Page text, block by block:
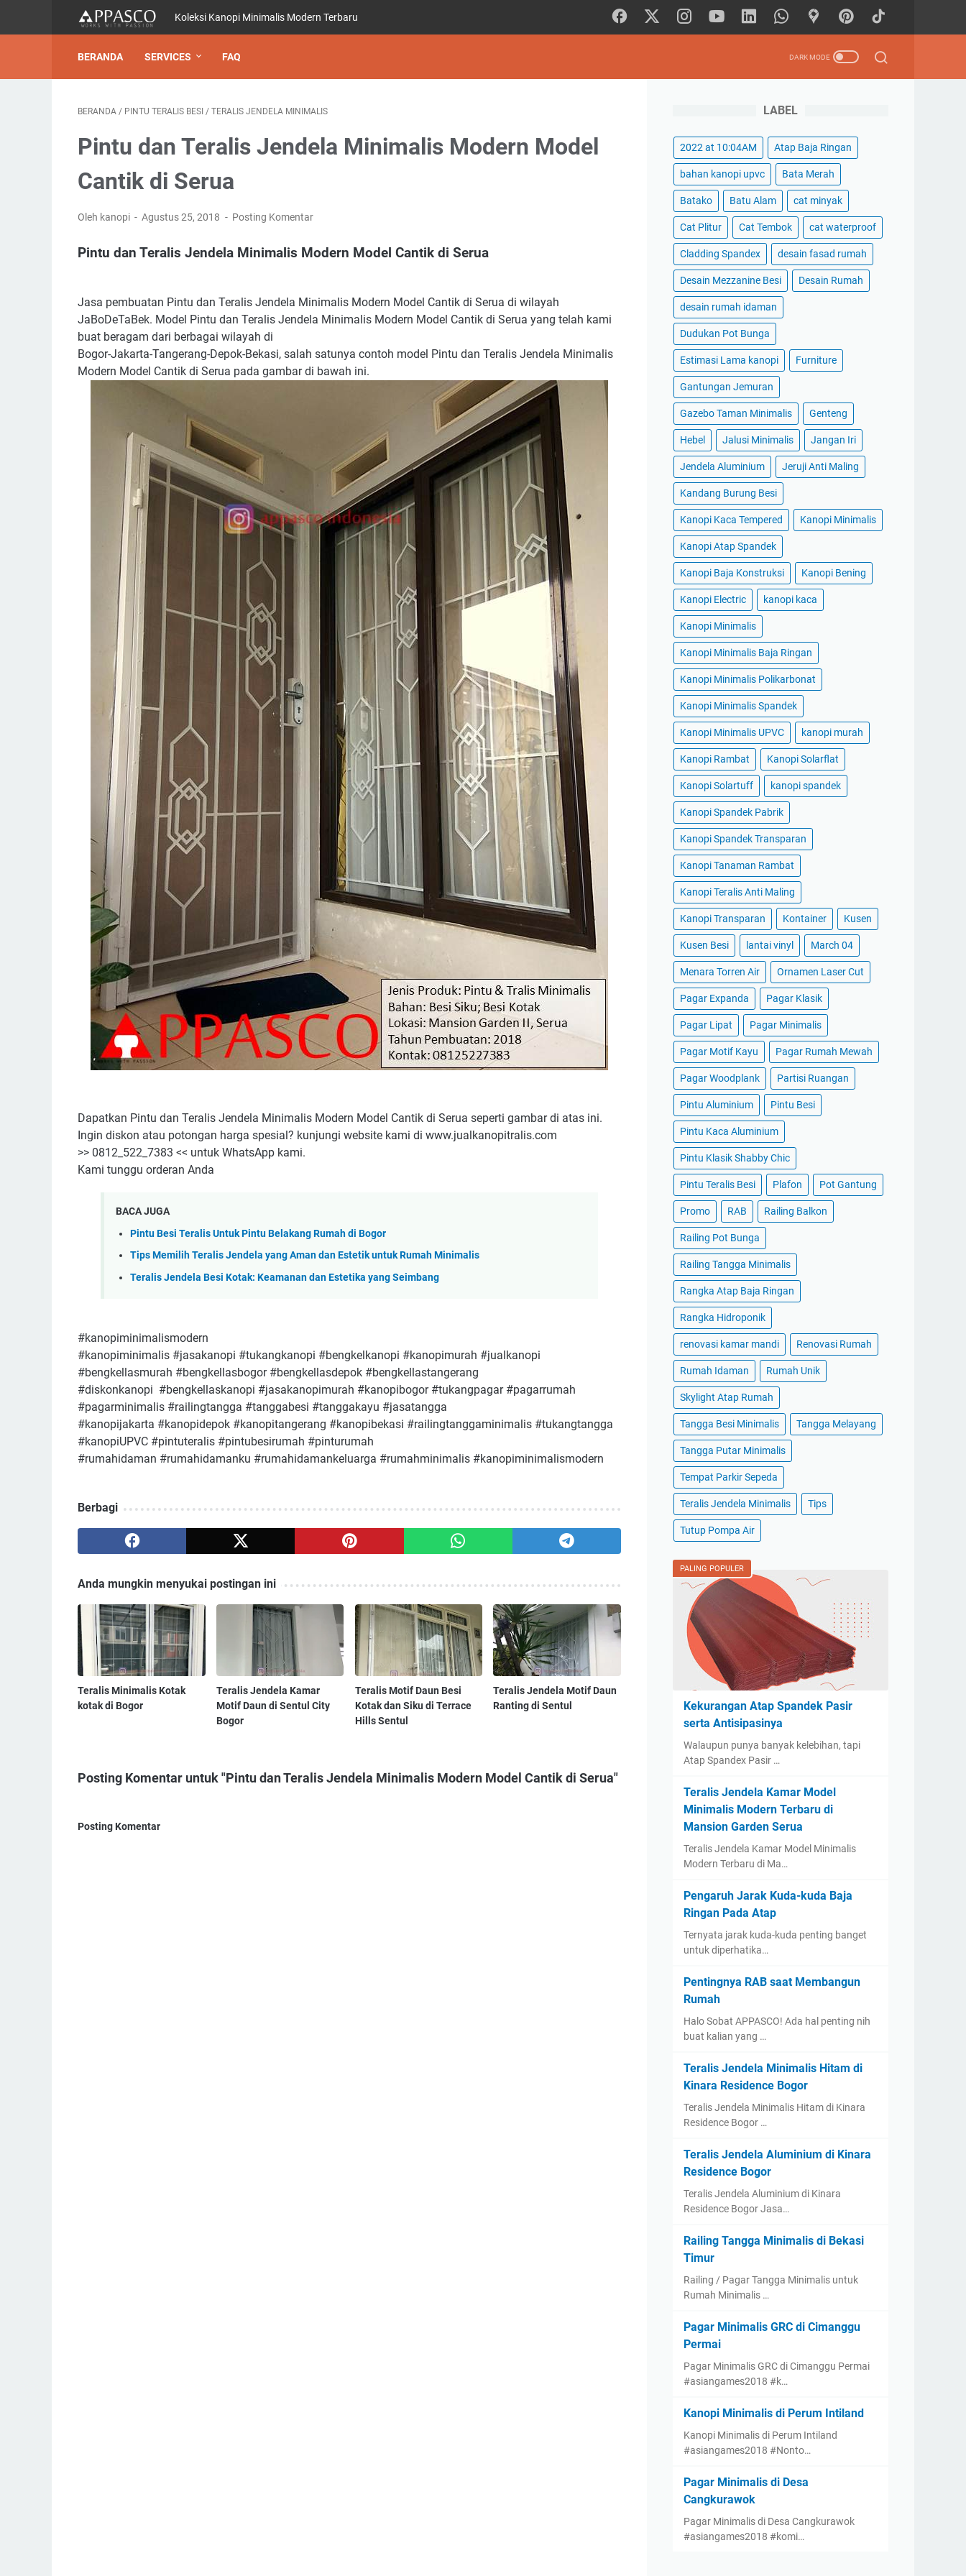
Koleksi Kanopi Minimalis Modern Terbaru
BERANDA SERVICES FAQ
BERANDA / PINTU TERALIS BESI / TERALIS JENDELA MINIMALIS
Pintu dan Teralis Jendela Minimalis Modern Model
Cantik di Serua
Oleh kanopi Agustus 25, 2018 Posting Komentar
Pintu dan Teralis Jendela Minimalis Modern Model Cantik di Serua
Jasa pembuatan Pintu dan Teralis Jendela Minimalis Modern Model Cantik di Serua di wilayah
JaBoDeTaBek. Model Pintu dan Teralis Jendela Minimalis Modern Model Cantik di Serua yang telah kami
buat beragam dari berbagai wilayah di
Bogor-Jakarta-Tangerang-Depok-Bekasi, salah satunya contoh model Pintu dan Teralis Jendela Minimalis
Modern Model Cantik di Serua pada gambar di bawah ini.
Dapatkan Pintu dan Teralis Jendela Minimalis Modern Model Cantik di Serua seperti gambar di atas ini.
Ingin diskon atau potongan harga spesial? kunjungi website kami di www.jualkanopitralis.com
>> 0812_522_7383 << untuk WhatsApp kami.
Kami tunggu orderan Anda
BACA JUGA
Pintu Besi Teralis Untuk Pintu Belakang Rumah di Bogor
Tips Memilih Teralis Jendela yang Aman dan Estetik untuk Rumah Minimalis
Teralis Jendela Besi Kotak: Keamanan dan Estetika yang Seimbang
#kanopiminimalismodern
#kanopiminimalis #jasakanopi #tukangkanopi #bengkelkanopi #kanopimurah #jualkanopi
#bengkellasmurah #bengkellasbogor #bengkellasdepok #bengkellastangerang
#diskonkanopi #bengkellaskanopi #jasakanopimurah #kanopibogor #tukangpagar #pagarrumah
#pagarminimalis #railingtangga #tanggabesi #tanggakayu #jasatangga
#kanopijakarta #kanopidepok #kanopitangerang #kanopibekasi #railingtanggaminimalis #tukangtangga
#kanopiUPVC #pintuteralis #pintubesirumah #pinturumah
#rumahidaman #rumahidamanku #rumahidamankeluarga #rumahminimalis #kanopiminimalismodern
Berbagi
Anda mungkin menyukai postingan ini
Teralis Minimalis Kotak
kotak di Bogor
Teralis Jendela Kamar
Motif Daun di Sentul City
Bogor
Teralis Motif Daun Besi
Kotak dan Siku di Terrace
Hills Sentul
Teralis Jendela Motif Daun
Ranting di Sentul
Posting Komentar untuk "Pintu dan Teralis Jendela Minimalis Modern Model Cantik di Serua"
Posting Komentar
LABEL
2022 at 10:04AM Atap Baja Ringan
bahan kanopi upvc Bata Merah
Batako Batu Alam cat minyak
Cat Plitur Cat Tembok cat waterproof
Cladding Spandex desain fasad rumah
Desain Mezzanine Besi Desain Rumah
desain rumah idaman
Dudukan Pot Bunga
Estimasi Lama kanopi Furniture
Gantungan Jemuran
Gazebo Taman Minimalis Genteng
Hebel Jalusi Minimalis Jangan Iri
Jendela Aluminium Jeruji Anti Maling
Kandang Burung Besi
Kanopi Kaca Tempered Kanopi Minimalis
Kanopi Atap Spandek
Kanopi Baja Konstruksi Kanopi Bening
Kanopi Electric kanopi kaca
Kanopi Minimalis
Kanopi Minimalis Baja Ringan
Kanopi Minimalis Polikarbonat
Kanopi Minimalis Spandek
Kanopi Minimalis UPVC kanopi murah
Kanopi Rambat Kanopi Solarflat
Kanopi Solartuff kanopi spandek
Kanopi Spandek Pabrik
Kanopi Spandek Transparan
Kanopi Tanaman Rambat
Kanopi Teralis Anti Maling
Kanopi Transparan Kontainer Kusen
Kusen Besi lantai vinyl March 04
Menara Torren Air Ornamen Laser Cut
Pagar Expanda Pagar Klasik
Pagar Lipat Pagar Minimalis
Pagar Motif Kayu Pagar Rumah Mewah
Pagar Woodplank Partisi Ruangan
Pintu Aluminium Pintu Besi
Pintu Kaca Aluminium
Pintu Klasik Shabby Chic
Pintu Teralis Besi Plafon Pot Gantung
Promo RAB Railing Balkon
Railing Pot Bunga
Railing Tangga Minimalis
Rangka Atap Baja Ringan
Rangka Hidroponik
renovasi kamar mandi Renovasi Rumah
Rumah Idaman Rumah Unik
Skylight Atap Rumah
Tangga Besi Minimalis Tangga Melayang
Tangga Putar Minimalis
Tempat Parkir Sepeda
Teralis Jendela Minimalis Tips
Tutup Pompa Air
PALING POPULER
Kekurangan Atap Spandek Pasir
serta Antisipasinya
Walaupun punya banyak kelebihan, tapi
Atap Spandex Pasir …
Teralis Jendela Kamar Model
Minimalis Modern Terbaru di
Mansion Garden Serua
Teralis Jendela Kamar Model Minimalis
Modern Terbaru di Ma…
Pengaruh Jarak Kuda-kuda Baja
Ringan Pada Atap
Ternyata jarak kuda-kuda penting banget
untuk diperhatika…
Pentingnya RAB saat Membangun
Rumah
Halo Sobat APPASCO! Ada hal penting nih
buat kalian yang …
Teralis Jendela Minimalis Hitam di
Kinara Residence Bogor
Teralis Jendela Minimalis Hitam di Kinara
Residence Bogor …
Teralis Jendela Aluminium di Kinara
Residence Bogor
Teralis Jendela Aluminium di Kinara
Residence Bogor Jasa…
Railing Tangga Minimalis di Bekasi
Timur
Railing / Pagar Tangga Minimalis untuk
Rumah Minimalis …
Pagar Minimalis GRC di Cimanggu
Permai
Pagar Minimalis GRC di Cimanggu Permai
#asiangames2018 #k…
Kanopi Minimalis di Perum Intiland
Kanopi Minimalis di Perum Intiland
#asiangames2018 #Nonto…
Pagar Minimalis di Desa
Cangkurawok
Pagar Minimalis di Desa Cangkurawok
#asiangames2018 #komi…